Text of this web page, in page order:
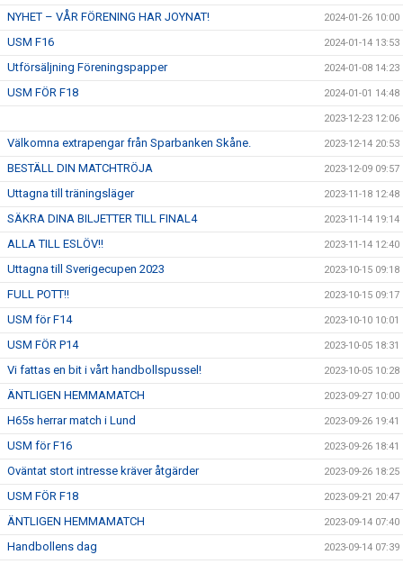
NYHET – VÅR FÖRENING HAR JOYNAT! 2024-01-26 10:00
USM F16 2024-01-14 13:53
Utförsäljning Föreningspapper 2024-01-08 14:23
USM FÖR F18 2024-01-01 14:48
2023-12-23 12:06
Välkomna extrapengar från Sparbanken Skåne. 2023-12-14 20:53
BESTÄLL DIN MATCHTRÖJA 2023-12-09 09:57
Uttagna till träningsläger 2023-11-18 12:48
SÄKRA DINA BILJETTER TILL FINAL4 2023-11-14 19:14
ALLA TILL ESLÖV!! 2023-11-14 12:40
Uttagna till Sverigecupen 2023 2023-10-15 09:18
FULL POTT!! 2023-10-15 09:17
USM för F14 2023-10-10 10:01
USM FÖR P14 2023-10-05 18:31
Vi fattas en bit i vårt handbollspussel! 2023-10-05 10:28
ÄNTLIGEN HEMMAMATCH 2023-09-27 10:00
H65s herrar match i Lund 2023-09-26 19:41
USM för F16 2023-09-26 18:41
Oväntat stort intresse kräver åtgärder 2023-09-26 18:25
USM FÖR F18 2023-09-21 20:47
ÄNTLIGEN HEMMAMATCH 2023-09-14 07:40
Handbollens dag 2023-09-14 07:39